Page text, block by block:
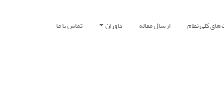
کلی نظام ارسال مقاله داوران تماس با ما